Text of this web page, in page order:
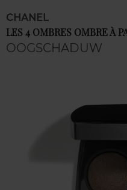
CHANEL
LES 4 OMBRES OMBRE À
OOGSCHADUW